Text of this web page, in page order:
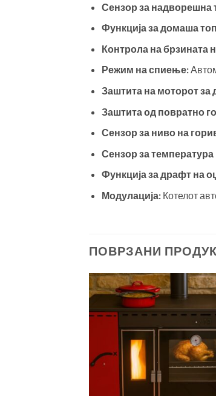
Сензор за надворешна
Функција за домаша
Контрола на брзината
Режим на спиење:
Заштита на моторот
Заштита од повратно
Сензор за ниво на
Сензор за температура
Функција за драфт на
Модулација:Котелот
ПОВРЗАНИ